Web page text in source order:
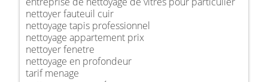
nettoyer fauteuil cuir
nettoyage tapis professionnel
nettoyage appartement prix
nettoyer fenetre
nettoyage en profondeur
tarif menage